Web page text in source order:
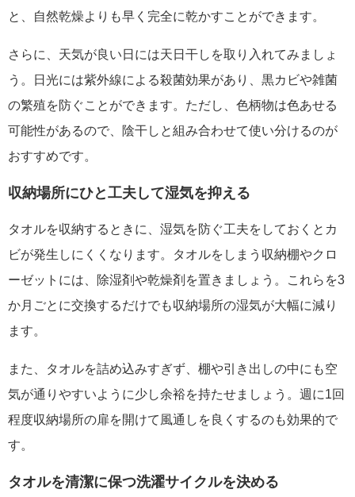
と、自然乾燥よりも早く完全に乾かすことができます。
さらに、天気が良い日には天日干しを取り入れてみましょ
う。日光には紫外線による殺菌効果があり、黒カビや雑菌
の繁殖を防ぐことができます。ただし、色柄物は色あせる
可能性があるので、陰干しと組み合わせて使い分けるのが
おすすめです。
収納場所にひと工夫して湿気を抑える
タオルを収納するときに、湿気を防ぐ工夫をしておくとカ
ビが発生しにくくなります。タオルをしまう収納棚やクロ
ーゼットには、除湿剤や乾燥剤を置きましょう。これらを3
か月ごとに交換するだけでも収納場所の湿気が大幅に減り
ます。
また、タオルを詰め込みすぎず、棚や引き出しの中にも空
気が通りやすいように少し余裕を持たせましょう。週に1回
程度収納場所の扉を開けて風通しを良くするのも効果的で
す。
タオルを清潔に保つ洗濯サイクルを決める